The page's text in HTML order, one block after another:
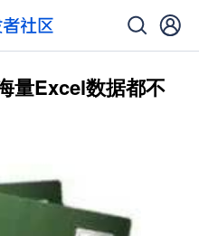
量Excel数据都不